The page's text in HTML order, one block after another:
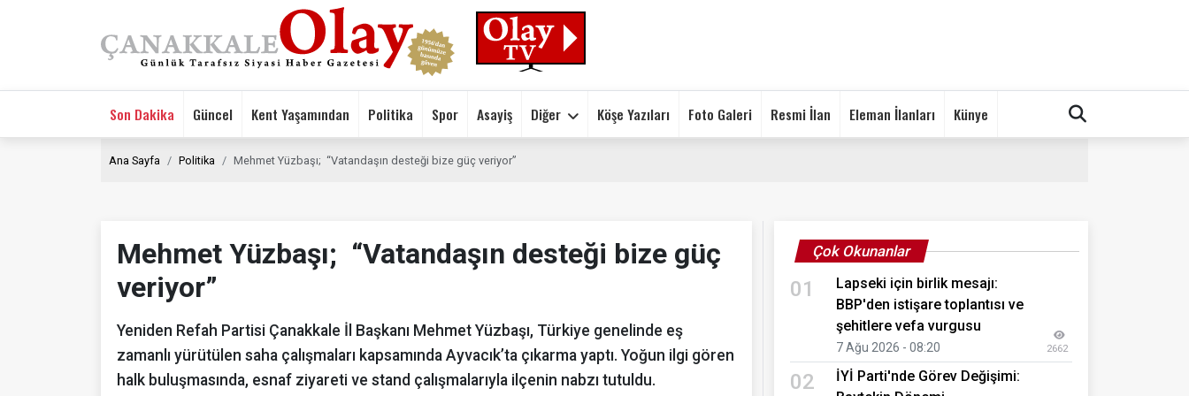
Son Dakika Güncel Kent Yaşamından Politika Spor Asayiş Diğer Köşe Yazıları Foto Galeri Resmi İlan Eleman İlanları Künye
Ana Sayfa Politika Mehmet Yüzbaşı; “Vatandaşın desteği bize güç veriyor”
Mehmet Yüzbaşı; “Vatandaşın desteği bize güç
veriyor”
Yeniden Refah Partisi Çanakkale İl Başkanı Mehmet Yüzbaşı, Türkiye genelinde eş
zamanlı yürütülen saha çalışmaları kapsamında Ayvacık’ta çıkarma yaptı. Yoğun ilgi gören
halk buluşmasında, esnaf ziyareti ve stand çalışmalarıyla ilçenin nabzı tutuldu.
Çok Okunanlar
01
Lapseki için birlik mesajı:
BBP'den istişare toplantısı ve
şehitlere vefa vurgusu
7 Ağu 2026 - 08:20 2662
02
İYİ Parti'nde Görev Değişimi: